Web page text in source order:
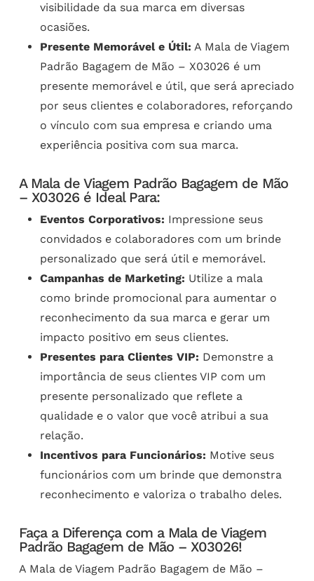
visibilidade da sua marca em diversas
ocasiões.
Presente Memorável e Útil: A Mala de Viagem
Padrão Bagagem de Mão – X03026 é um
presente memorável e útil, que será apreciado
por seus clientes e colaboradores, reforçando
o vínculo com sua empresa e criando uma
experiência positiva com sua marca.
A Mala de Viagem Padrão Bagagem de Mão
– X03026 é Ideal Para:
Eventos Corporativos: Impressione seus
convidados e colaboradores com um brinde
personalizado que será útil e memorável.
Campanhas de Marketing: Utilize a mala
como brinde promocional para aumentar o
reconhecimento da sua marca e gerar um
impacto positivo em seus clientes.
Presentes para Clientes VIP: Demonstre a
importância de seus clientes VIP com um
presente personalizado que reflete a
qualidade e o valor que você atribui a sua
relação.
Incentivos para Funcionários: Motive seus
funcionários com um brinde que demonstra
reconhecimento e valoriza o trabalho deles.
Faça a Diferença com a Mala de Viagem
Padrão Bagagem de Mão – X03026!
A Mala de Viagem Padrão Bagagem de Mão –